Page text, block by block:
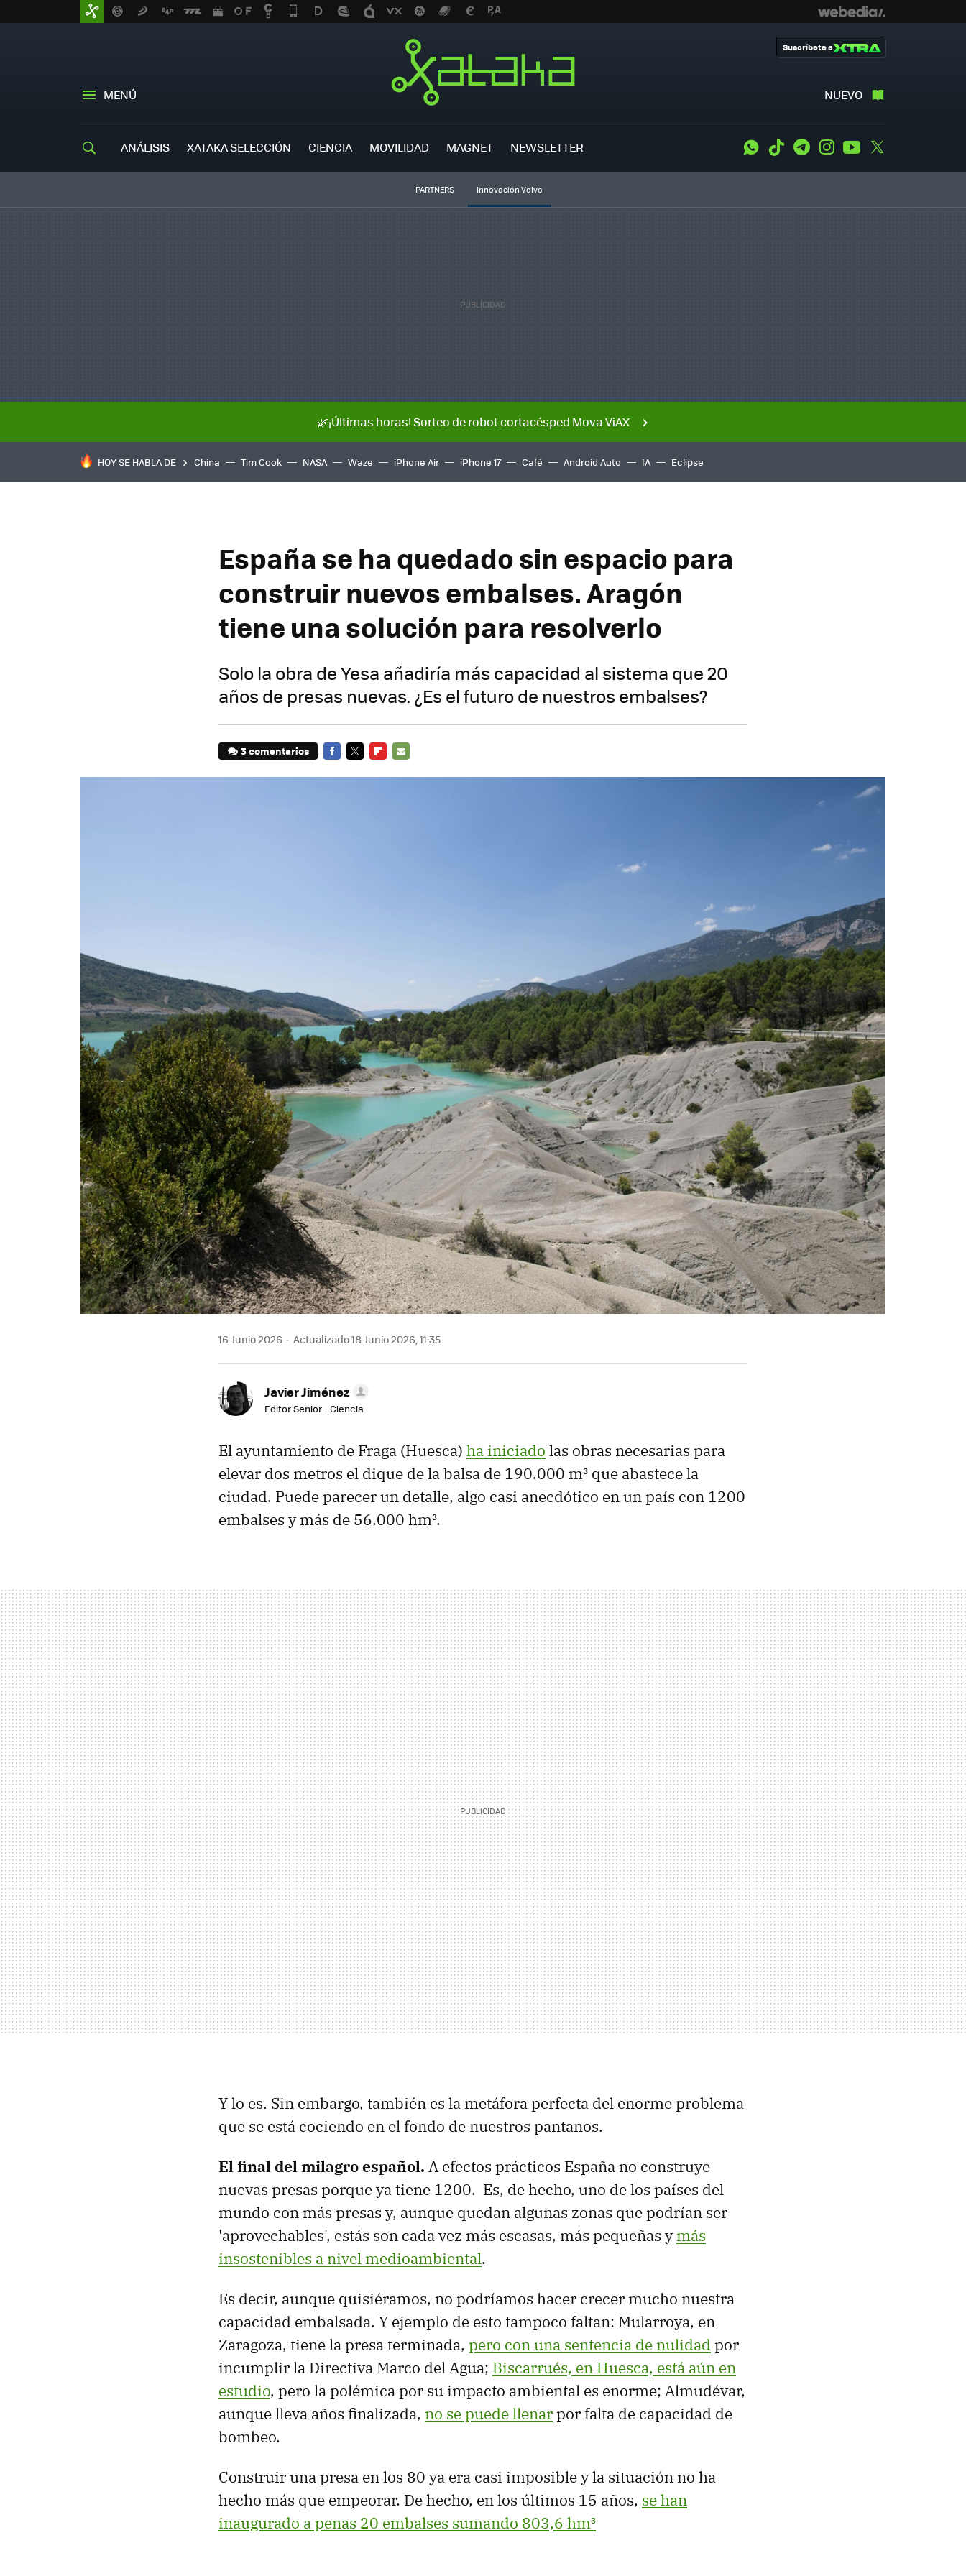
MENÚ NUEVO
Suscríbete a
ANÁLISIS XATAKA SELECCIÓN CIENCIA MOVILIDAD MAGNET NEWSLETTER WhatsApp
Tiktok TelegramInstagramYoutube
PARTNERS Innovación Volvo
🌿¡Últimas horas! Sorteo de robot cortacésped Mova ViAX
HOY SE HABLA DE China Tim Cook NASA Waze iPhone Air iPhone 17 Café Android Auto IA Eclipse
España se ha quedado sin espacio para
construir nuevos embalses. Aragón
tiene una solución para resolverlo
Solo la obra de Yesa añadiría más capacidad al sistema que 20
años de presas nuevas. ¿Es el futuro de nuestros embalses?
3 comentarios
16 Junio 2026 Actualizado 18 Junio 2026, 11:35
Javier Jiménez
Editor Senior - Ciencia
El ayuntamiento de Fraga (Huesca) ha iniciado las obras necesarias para
elevar dos metros el dique de la balsa de 190.000 m³ que abastece la
ciudad. Puede parecer un detalle, algo casi anecdótico en un país con 1200
embalses y más de 56.000 hm³.
Y lo es. Sin embargo, también es la metáfora perfecta del enorme problema
que se está cociendo en el fondo de nuestros pantanos.
El final del milagro español. A efectos prácticos España no construye
nuevas presas porque ya tiene 1200. Es, de hecho, uno de los países del
mundo con más presas y, aunque quedan algunas zonas que podrían ser
'aprovechables', estás son cada vez más escasas, más pequeñas ymás
insostenibles a nivel medioambiental.
Es decir, aunque quisiéramos, no podríamos hacer crecer mucho nuestra
capacidad embalsada. Y ejemplo de esto tampoco faltan: Mularroya, en
Zaragoza, tiene la presa terminada, pero con una sentencia de nulidad por
incumplir la Directiva Marco del Agua; Biscarrués, en Huesca, está aún en
estudio, pero la polémica por su impacto ambiental es enorme; Almudévar,
aunque lleva años finalizada, no se puede llenarpor falta de capacidad de
bombeo.
Construir una presa en los 80 ya era casi imposible y la situación no ha
hecho más que empeorar. De hecho, en los últimos 15 años, se han
inaugurado a penas 20 embalses sumando 803,6 hm³